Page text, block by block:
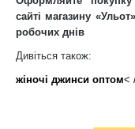
сайті магазину
робочих днів
Дивіться також:
жіночі джинси оптом<